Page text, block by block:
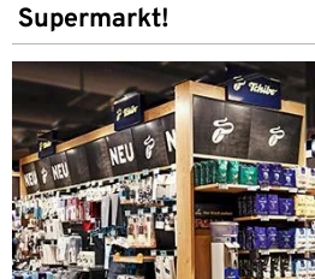
Supermarkt!